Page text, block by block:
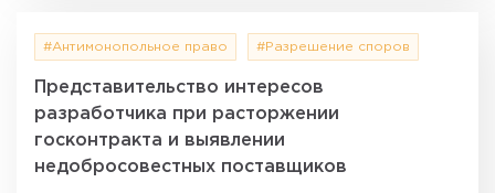
#Антимонопольное право #Разрешение споров
Представительство интересов
разработчика при расторжении
госконтракта и выявлении
недобросовестных поставщиков